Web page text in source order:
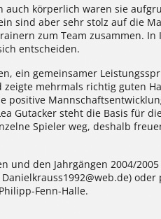
körperlich waren sie
sind aber sehr stolz auf die
zum Team zusammen. In
entscheiden.
ein gemeinsamer
mehrmals richtig guten
positive
Gutacker steht die Basis für
Spieler weg, deshalb
und den Jahrgängen 2004/
oder
Fenn-Halle.